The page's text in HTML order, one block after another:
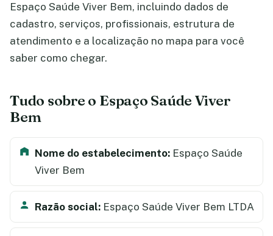
Espaço Saúde Viver Bem, incluindo dados de
cadastro, serviços, profissionais, estrutura de
atendimento e a localização no mapa para você
saber como chegar.
Tudo sobre o Espaço Saúde Viver
Bem
Nome do estabelecimento: Espaço Saúde
Viver Bem
Razão social: Espaço Saúde Viver Bem LTDA